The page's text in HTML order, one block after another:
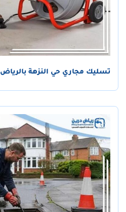
تسليك مجاري حي النزهة بالرياض